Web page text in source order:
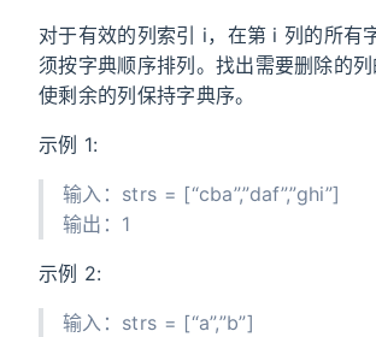
对于有效的列索引 i，在第 i 列的所有
须按字典顺序排列。找出需要删除的列
使剩余的列保持字典序。
示例 1:
输入：strs = [“cba”,”daf”,”ghi”]
输出：1
示例 2:
输入：strs = [“a”,”b”]